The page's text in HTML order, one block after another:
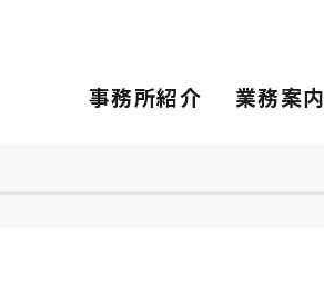
事務所紹介 業務案内